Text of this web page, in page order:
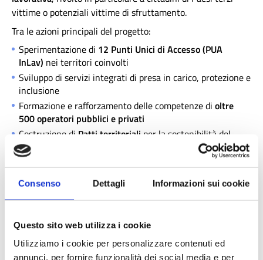
Consenso Dettagli Informazioni sui cookie
Questo sito web utilizza i cookie
Utilizziamo i cookie per personalizzare contenuti ed
annunci, per fornire funzionalità dei social media e per
vittime o potenziali vittime di sfruttamento.
Tra le azioni principali del progetto:
Sperimentazione di 12 Punti Unici di Accesso (PUA
InLav) nei territori coinvolti
Sviluppo di servizi integrati di presa in carico, protezione e
inclusione
Formazione e rafforzamento delle competenze di oltre
500 operatori pubblici e privati
Costruzione di Patti territoriali per la sostenibilità del
modello InLav
Il progetto si ispira alleLinee guida nazionali per
l’identificazione, protezione e assistenza alle vittime di
sfruttamento lavorativo in agricoltura
📝Iscrizioni